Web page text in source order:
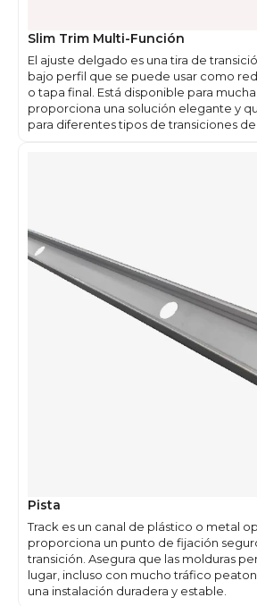
Slim Trim Multi-Función
El ajuste delgado es una tira de
bajo perfil que se puede usar como
o tapa final. Está disponible para
proporciona una solución elegante y
para diferentes tipos de transiciones de
Pista
Track es un canal de plástico o metal
proporciona un punto de fijación
transición. Asegura que las molduras
lugar, incluso con mucho tráfico
una instalación duradera y estable.